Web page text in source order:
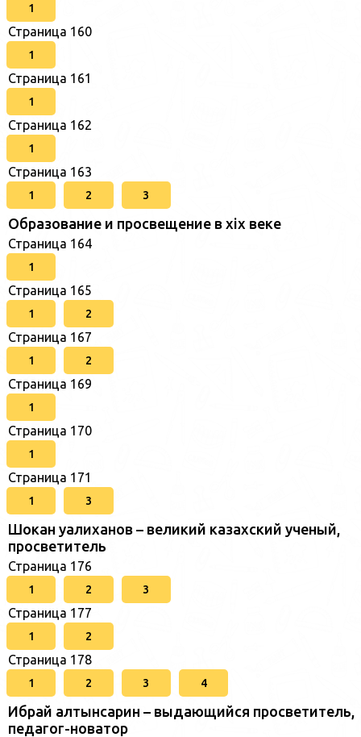
1
Страница 160
1
Страница 161
1
Страница 162
1
Страница 163
1 2 3
Образование и просвещение в xix веке
Страница 164
1
Страница 165
1 2
Страница 167
1 2
Страница 169
1
Страница 170
1
Страница 171
1 3
Шокан уалиханов – великий казахский ученый,
просветитель
Страница 176
1 2 3
Страница 177
1 2
Страница 178
1 2 3 4
Ибрай алтынсарин – выдающийся просветитель,
педагог-новатор